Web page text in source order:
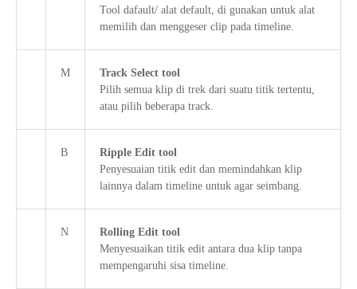
Tool dafault/ alat default, di gunakan untuk alat
memilih dan menggeser clip pada timeline.
M
Track Select tool
Pilih semua klip di trek dari suatu titik tertentu,
atau pilih beberapa track.
B
Ripple Edit tool
Penyesuaian titik edit dan memindahkan klip
lainnya dalam timeline untuk agar seimbang.
N
Rolling Edit tool
Menyesuaikan titik edit antara dua klip tanpa
mempengaruhi sisa timeline.